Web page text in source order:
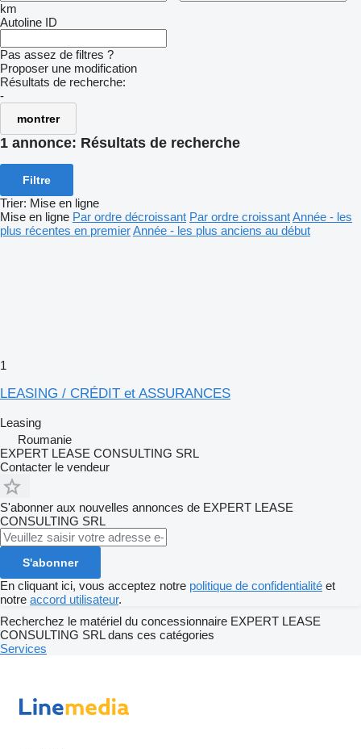
km
Autoline ID
Pas assez de filtres ?
Proposer une modification
Résultats de recherche:
-
montrer
1 annonce: Résultats de recherche
Filtre
Trier: Mise en ligne
Mise en ligne Par ordre décroissant Par ordre croissantAnnée - les
plus récentes en premierAnnée - les plus anciens au début
1
LEASING / CRÉDIT et ASSURANCES
Leasing
Roumanie
EXPERT LEASE CONSULTING SRL
Contacter le vendeur
S'abonner aux nouvelles annonces de EXPERT LEASE
CONSULTING SRL
S'abonner
En cliquant ici, vous acceptez notre politique de confidentialité et
notre accord utilisateur.
Recherchez le matériel du concessionnaire EXPERT LEASE
CONSULTING SRL dans ces catégories
Services